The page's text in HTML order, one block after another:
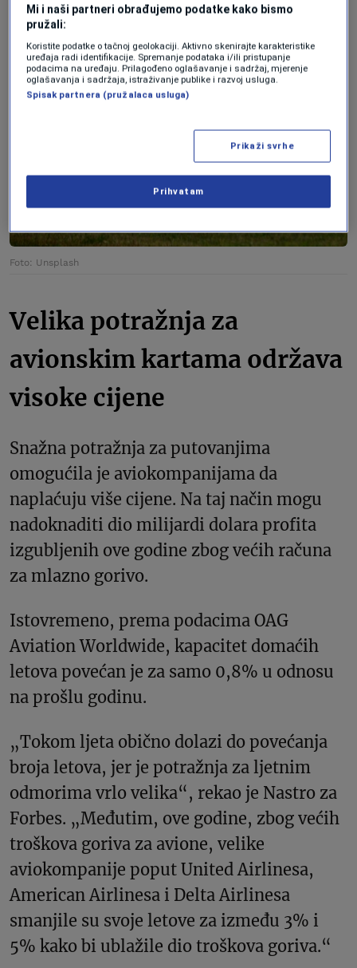
Foto: Unsplash
Velika potražnja za
avionskim kartama održava
visoke cijene
Snažna potražnja za putovanjima
omogućila je aviokompanijama da
naplaćuju više cijene. Na taj način mogu
nadoknaditi dio milijardi dolara profita
izgubljenih ove godine zbog većih računa
za mlazno gorivo.
Istovremeno, prema podacima OAG
Aviation Worldwide, kapacitet domaćih
letova povećan je za samo 0,8% u odnosu
na prošlu godinu.
„Tokom ljeta obično dolazi do povećanja
broja letova, jer je potražnja za ljetnim
odmorima vrlo velika“, rekao je Nastro za
Forbes. „Međutim, ove godine, zbog većih
troškova goriva za avione, velike
aviokompanije poput United Airlinesa,
American Airlinesa i Delta Airlinesa
smanjile su svoje letove za između 3% i
5% kako bi ublažile dio troškova goriva.“
Mi i naši partneri obrađujemo podatke kako bismo
pružali:
Koristite podatke o tačnoj geolokaciji. Aktivno skenirajte karakteristike
uređaja radi identifikacije. Spremanje podataka i/ili pristupanje
podacima na uređaju. Prilagođeno oglašavanje i sadržaj, mjerenje
oglašavanja i sadržaja, istraživanje publike i razvoj usluga.
Spisak partnera (pružalaca usluga)
Prikaži svrhe
Prihvatam